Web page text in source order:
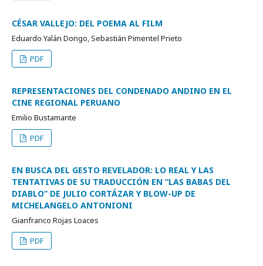
CÉSAR VALLEJO: DEL POEMA AL FILM
Eduardo Yalán Dongo, Sebastián Pimentel Prieto
PDF
REPRESENTACIONES DEL CONDENADO ANDINO EN EL
CINE REGIONAL PERUANO
Emilio Bustamante
PDF
EN BUSCA DEL GESTO REVELADOR: LO REAL Y LAS
TENTATIVAS DE SU TRADUCCIÓN EN “LAS BABAS DEL
DIABLO” DE JULIO CORTÁZAR Y BLOW-UP DE
MICHELANGELO ANTONIONI
Gianfranco Rojas Loaces
PDF